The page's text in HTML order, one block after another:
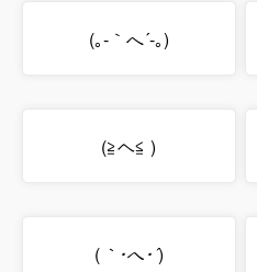
(｡-｀へ´-｡)
(≧ヘ≦ )
(｀･へ･´)